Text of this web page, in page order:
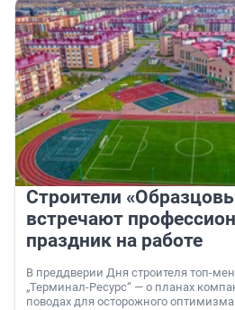
Строители
встречают
праздник на работе
В преддверии Дня строителя топ-
„Терминал-Ресурс“ — о планах
поводах для осторожного